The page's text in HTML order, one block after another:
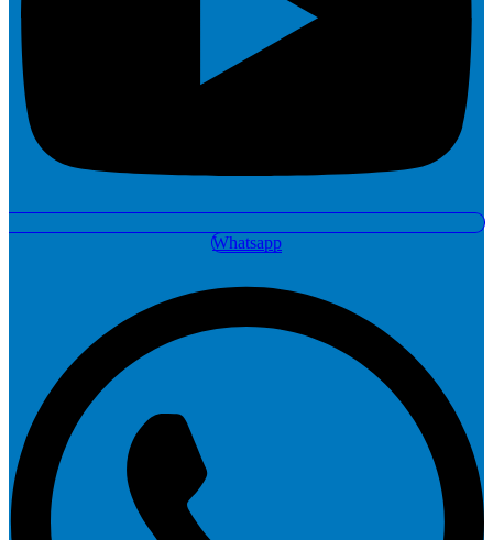
Whatsapp